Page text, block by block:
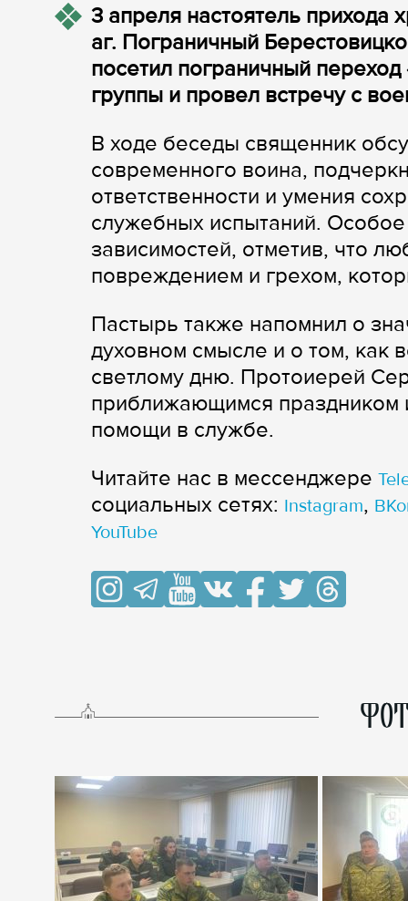
3 апреля настоятель
аг. Пограничный
посетил пограничный
группы и провел встречу с
В ходе беседы священник
современного воина,
ответственности и умения
служебных испытаний.
зависимостей, отметив, что
повреждением и грехом,
Пастырь также напомнил о
духовном смысле и о том, как
светлому дню. Протоиерей
приближающимся праздником
помощи в службе.
Читайте нас в мессенджере
cоциальных сетях: Instagram,
YouTube